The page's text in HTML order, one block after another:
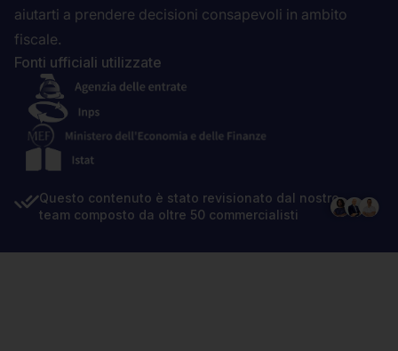
aiutarti a prendere decisioni consapevoli in ambito
fiscale.
Fonti ufficiali utilizzate
Questo contenuto è stato revisionato dal nostro
team composto da oltre 50 commercialisti